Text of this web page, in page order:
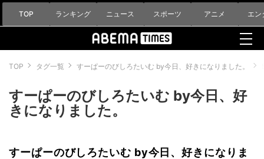
TOP ランキング ニュース スポーツ アニメ エン
TOP タグ一覧 すーぱーのびしろたいむ by今日、好きになりました。
すーぱーのびしろたいむ by今日、好
きになりました。
すーぱーのびしろたいむ by今日、好きになりま